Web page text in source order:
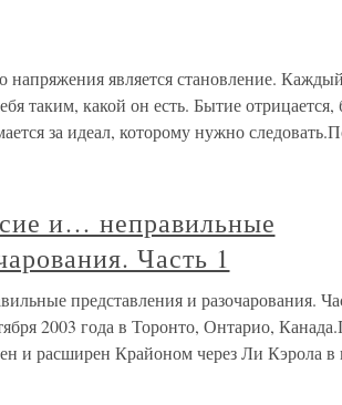
напряжения является становление.
таким, какой он есть. Бытие
за идеал, которому нужно
и… неправильные
Часть 1
представления и разочарования.
2003 года в Торонто, Онтарио,
и расширен Крайоном через Ли Кэрола в